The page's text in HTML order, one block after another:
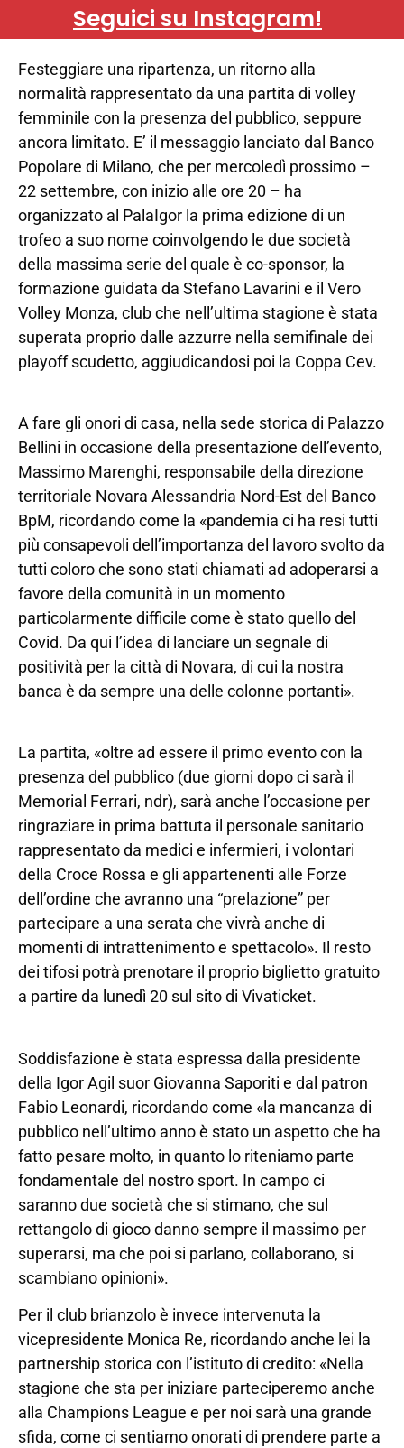
Seguici su Instagram!
Festeggiare una ripartenza, un ritorno alla
normalità rappresentato da una partita di volley
femminile con la presenza del pubblico, seppure
ancora limitato. E’ il messaggio lanciato dal Banco
Popolare di Milano, che per mercoledì prossimo –
22 settembre, con inizio alle ore 20 – ha
organizzato al PalaIgor la prima edizione di un
trofeo a suo nome coinvolgendo le due società
della massima serie del quale è co-sponsor, la
formazione guidata da Stefano Lavarini e il Vero
Volley Monza, club che nell’ultima stagione è stata
superata proprio dalle azzurre nella semifinale dei
playoff scudetto, aggiudicandosi poi la Coppa Cev.
A fare gli onori di casa, nella sede storica di Palazzo
Bellini in occasione della presentazione dell’evento,
Massimo Marenghi, responsabile della direzione
territoriale Novara Alessandria Nord-Est del Banco
BpM, ricordando come la «pandemia ci ha resi tutti
più consapevoli dell’importanza del lavoro svolto da
tutti coloro che sono stati chiamati ad adoperarsi a
favore della comunità in un momento
particolarmente difficile come è stato quello del
Covid. Da qui l’idea di lanciare un segnale di
positività per la città di Novara, di cui la nostra
banca è da sempre una delle colonne portanti».
La partita, «oltre ad essere il primo evento con la
presenza del pubblico (due giorni dopo ci sarà il
Memorial Ferrari, ndr), sarà anche l’occasione per
ringraziare in prima battuta il personale sanitario
rappresentato da medici e infermieri, i volontari
della Croce Rossa e gli appartenenti alle Forze
dell’ordine che avranno una “prelazione” per
partecipare a una serata che vivrà anche di
momenti di intrattenimento e spettacolo». Il resto
dei tifosi potrà prenotare il proprio biglietto gratuito
a partire da lunedì 20 sul sito di Vivaticket.
Soddisfazione è stata espressa dalla presidente
della Igor Agil suor Giovanna Saporiti e dal patron
Fabio Leonardi, ricordando come «la mancanza di
pubblico nell’ultimo anno è stato un aspetto che ha
fatto pesare molto, in quanto lo riteniamo parte
fondamentale del nostro sport. In campo ci
saranno due società che si stimano, che sul
rettangolo di gioco danno sempre il massimo per
superarsi, ma che poi si parlano, collaborano, si
scambiano opinioni».
Per il club brianzolo è invece intervenuta la
vicepresidente Monica Re, ricordando anche lei la
partnership storica con l’istituto di credito: «Nella
stagione che sta per iniziare parteciperemo anche
alla Champions League e per noi sarà una grande
sfida, come ci sentiamo onorati di prendere parte a